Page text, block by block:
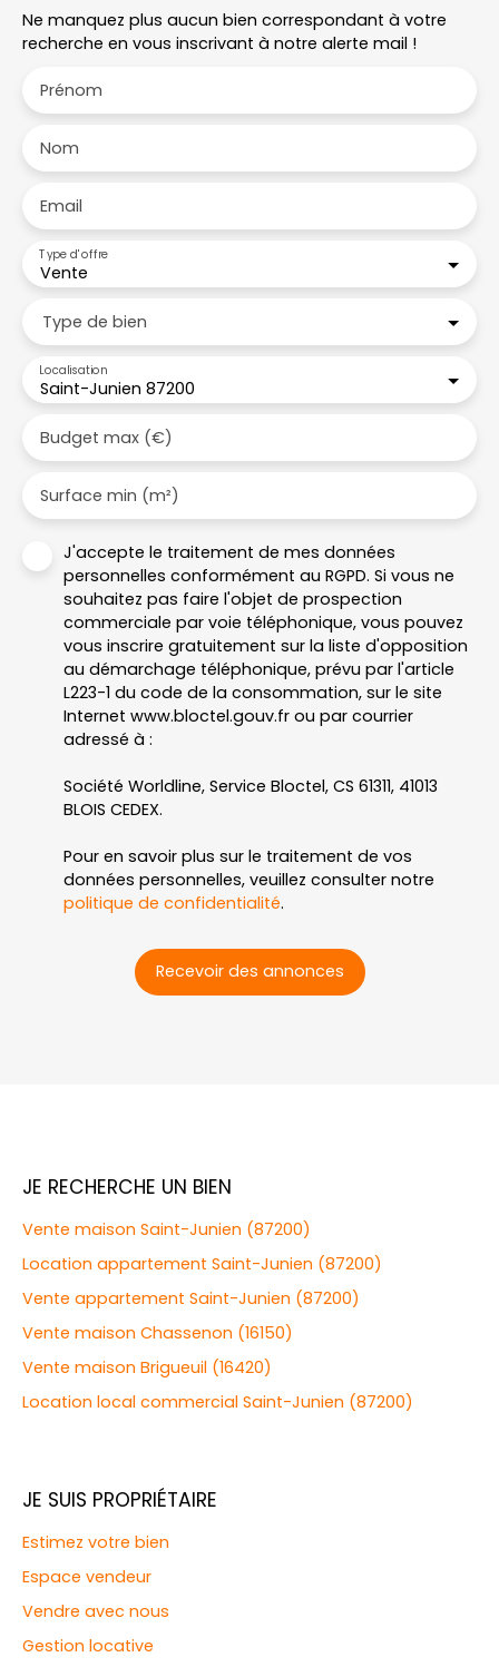
Ne manquez plus aucun bien correspondant à votre
recherche en vous inscrivant à notre alerte mail !
Prénom
Nom
Email
Vente
Type d'offre
Type de bien
Saint-Junien 87200
Localisation
Budget max (€)
Surface min (m²)
J'accepte le traitement de mes données
personnelles conformément au RGPD. Si vous ne
souhaitez pas faire l'objet de prospection
commerciale par voie téléphonique, vous pouvez
vous inscrire gratuitement sur la liste d'opposition
au démarchage téléphonique, prévu par l'article
L223-1 du code de la consommation, sur le site
Internet www.bloctel.gouv.fr ou par courrier
adressé à :
Société Worldline, Service Bloctel, CS 61311, 41013
BLOIS CEDEX.
Pour en savoir plus sur le traitement de vos
données personnelles, veuillez consulter notre
politique de confidentialité.
Recevoir des annonces
JE RECHERCHE UN BIEN
Vente maison Saint-Junien (87200)
Location appartement Saint-Junien (87200)
Vente appartement Saint-Junien (87200)
Vente maison Chassenon (16150)
Vente maison Brigueuil (16420)
Location local commercial Saint-Junien (87200)
JE SUIS PROPRIÉTAIRE
Estimez votre bien
Espace vendeur
Vendre avec nous
Gestion locative